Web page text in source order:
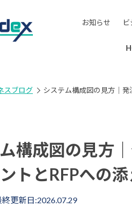
お知らせ
スブログ システム構成図の見方｜発
構成図の見方
トとRFPへの
更新日:2026.07.29